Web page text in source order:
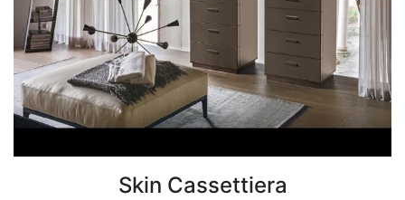
Skin Cassettiera